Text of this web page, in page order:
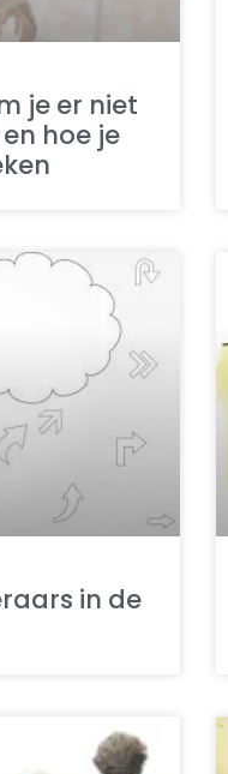
je er niet
hoe je
in de